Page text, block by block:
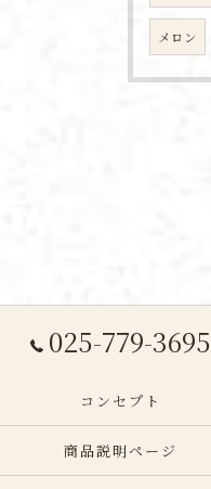
メロン
025-779-3695
コンセプト
商品説明ページ